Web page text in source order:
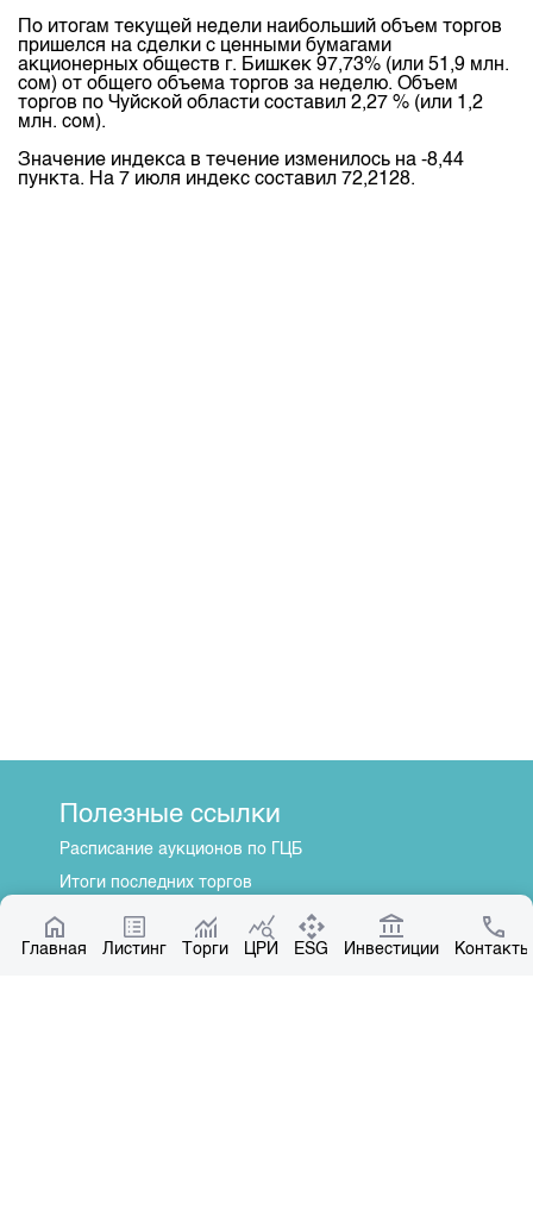
Главная Листинг Торги ЦРИ ESG Инвестиции Контакты
По итогам текущей недели наибольший объем торгов
пришелся на сделки с ценными бумагами
акционерных обществ г. Бишкек 97,73% (или 51,9 млн.
сом) от общего объема торгов за неделю. Объем
торгов по Чуйской области составил 2,27 % (или 1,2
млн. сом).
Значение индекса в течение изменилось на -8,44
пункта. На 7 июля индекс составил 72,2128.
Полезные ссылки
Расписание аукционов по ГЦБ
Итоги последних торгов
Котировки по ЦБ
Центр раскрытия информации